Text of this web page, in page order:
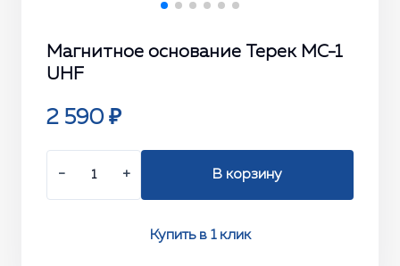
Магнитное основание Терек MC-1
UHF
2 590 ₽
− + В корзину
Купить в 1 клик